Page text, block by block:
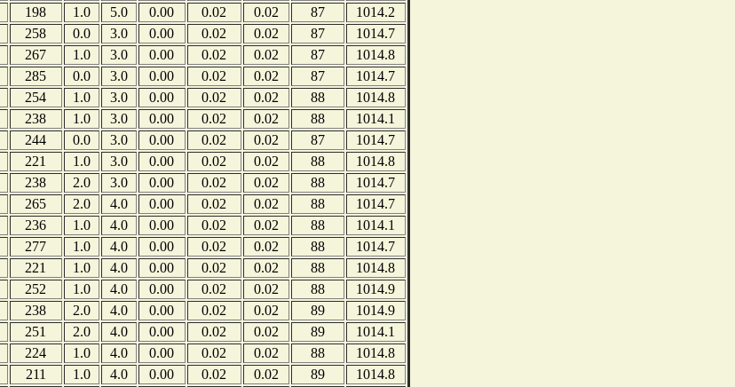
198 1.0 5.0 0.00 0.02 0.02 87
1014.2
258 0.0 3.0 0.00 0.02 0.02 87
1014.7
267 1.0 3.0 0.00 0.02 0.02 87
1014.8
285 0.0 3.0 0.00 0.02 0.02 87
1014.7
254 1.0 3.0 0.00 0.02 0.02 88
1014.8
238 1.0 3.0 0.00 0.02 0.02 88
1014.1
244 0.0 3.0 0.00 0.02 0.02 87
1014.7
221 1.0 3.0 0.00 0.02 0.02 88
1014.8
238 2.0 3.0 0.00 0.02 0.02 88
1014.7
265 2.0 4.0 0.00 0.02 0.02 88
1014.7
236 1.0 4.0 0.00 0.02 0.02 88
1014.1
277 1.0 4.0 0.00 0.02 0.02 88
1014.7
221 1.0 4.0 0.00 0.02 0.02 88
1014.8
252 1.0 4.0 0.00 0.02 0.02 88
1014.9
238 2.0 4.0 0.00 0.02 0.02 89
1014.9
251 2.0 4.0 0.00 0.02 0.02 89
1014.1
224 1.0 4.0 0.00 0.02 0.02 88
1014.8
211 1.0 4.0 0.00 0.02 0.02 89
1014.8